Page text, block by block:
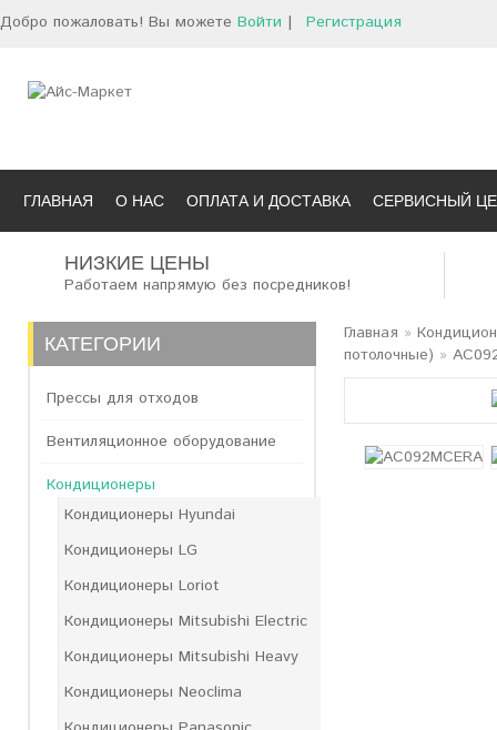
Добро пожаловать! Вы можете Войти | Регистрация
ГЛАВНАЯ О НАС ОПЛАТА И ДОСТАВКА СЕРВИСНЫЙ
НИЗКИЕ ЦЕНЫ
Работаем напрямую без посредников!
КАТЕГОРИИ
Прессы для отходов
Вентиляционное оборудование
Кондиционеры
Кондиционеры Hyundai
Кондиционеры LG
Кондиционеры Loriot
Кондиционеры Mitsubishi Electric
Кондиционеры Mitsubishi Heavy
Кондиционеры Neoclima
Главная »
потолочные) »